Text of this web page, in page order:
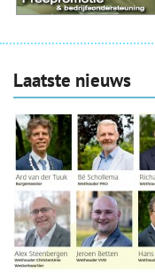
Laatste nieuws